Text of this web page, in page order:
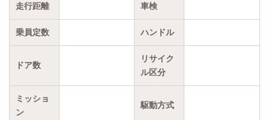
走行距離 車検
乗員定数 ハンドル
ドア数
リサイク
ル区分
ミッショ
ン
駆動方式